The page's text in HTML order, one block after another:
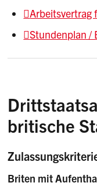
Arbeitsvertrag
Stundenplan /
britische
Briten mit